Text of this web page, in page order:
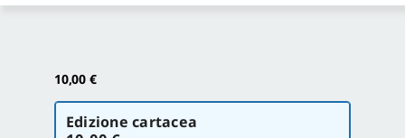
CONSIP / MEPA / ANVUR / CINECA
10,00 €
Scegli
Edizione cartacea